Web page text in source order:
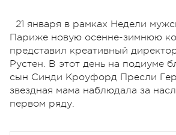
21 января в рамках Недели
Париже новую осенне-зимнюю
представил креативный
Рустен. В этот день на подиуме
сын Синди Кроуфорд Пресли
звездная мама наблюдала за
первом ряду.